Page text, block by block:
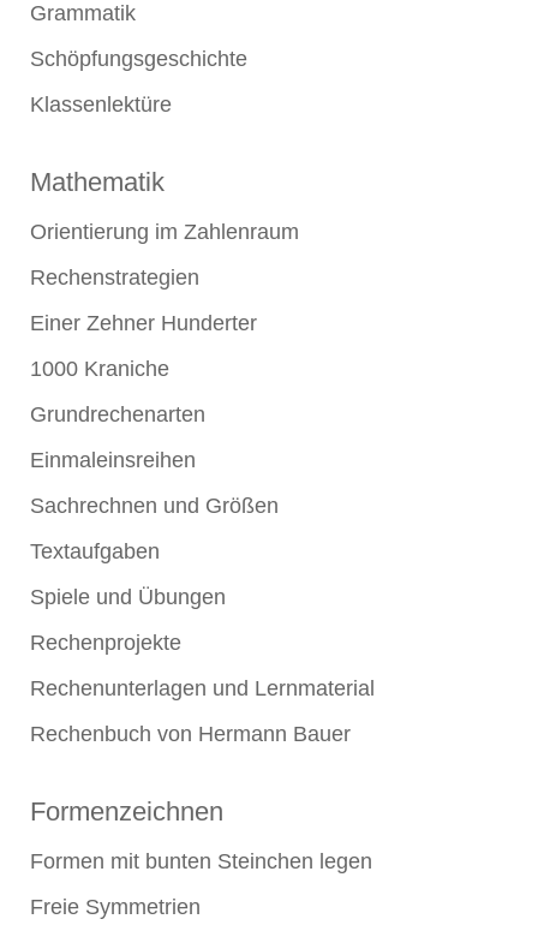
Grammatik
Schöpfungsgeschichte
Klassenlektüre
Mathematik
Orientierung im Zahlenraum
Rechenstrategien
Einer Zehner Hunderter
1000 Kraniche
Grundrechenarten
Einmaleinsreihen
Sachrechnen und Größen
Textaufgaben
Spiele und Übungen
Rechenprojekte
Rechenunterlagen und Lernmaterial
Rechenbuch von Hermann Bauer
Formenzeichnen
Formen mit bunten Steinchen legen
Freie Symmetrien